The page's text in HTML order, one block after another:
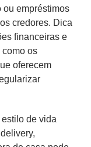
ou empréstimos
credores. Dica
financeiras e
como os
oferecem
de vida